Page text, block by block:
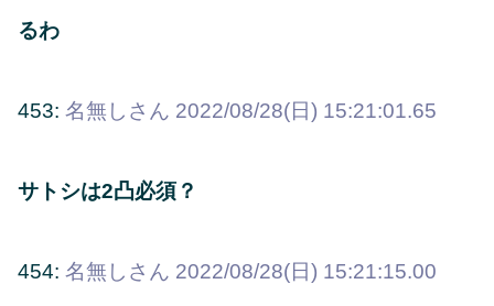
るわ
453: 名無しさん 2022/08/28(日) 15:21:01.65
サトシは2凸必須？
454: 名無しさん 2022/08/28(日) 15:21:15.00